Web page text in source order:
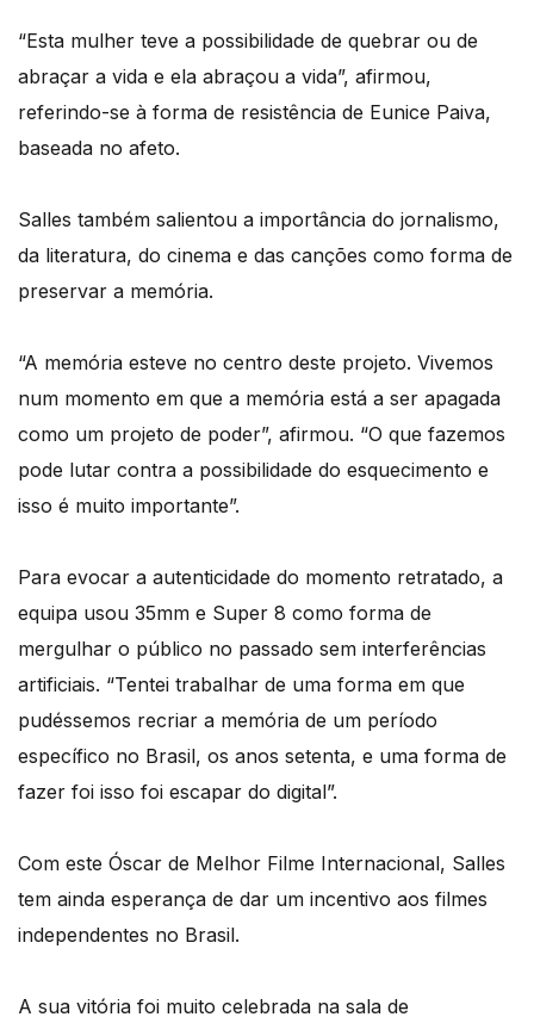
“Esta mulher teve a possibilidade de quebrar ou de
abraçar a vida e ela abraçou a vida”, afirmou,
referindo-se à forma de resistência de Eunice Paiva,
baseada no afeto.
Salles também salientou a importância do jornalismo,
da literatura, do cinema e das canções como forma de
preservar a memória.
“A memória esteve no centro deste projeto. Vivemos
num momento em que a memória está a ser apagada
como um projeto de poder”, afirmou. “O que fazemos
pode lutar contra a possibilidade do esquecimento e
isso é muito importante”.
Para evocar a autenticidade do momento retratado, a
equipa usou 35mm e Super 8 como forma de
mergulhar o público no passado sem interferências
artificiais. “Tentei trabalhar de uma forma em que
pudéssemos recriar a memória de um período
específico no Brasil, os anos setenta, e uma forma de
fazer foi isso foi escapar do digital”.
Com este Óscar de Melhor Filme Internacional, Salles
tem ainda esperança de dar um incentivo aos filmes
independentes no Brasil.
A sua vitória foi muito celebrada na sala de